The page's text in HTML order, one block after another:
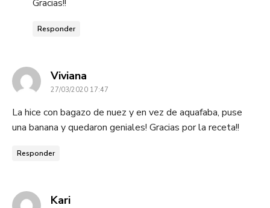
Gracias!!
Responder
Viviana
27/03/2020 17:47
La hice con bagazo de nuez y en vez de aquafaba, puse
una banana y quedaron geniales! Gracias por la receta!!
Responder
Karidice: